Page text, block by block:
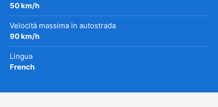
50 km/h
Velocità massima in autostrada
90 km/h
Lingua
French